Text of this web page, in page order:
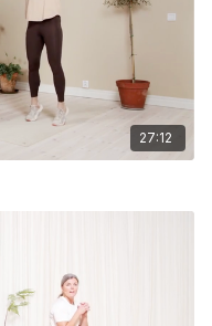
27:12